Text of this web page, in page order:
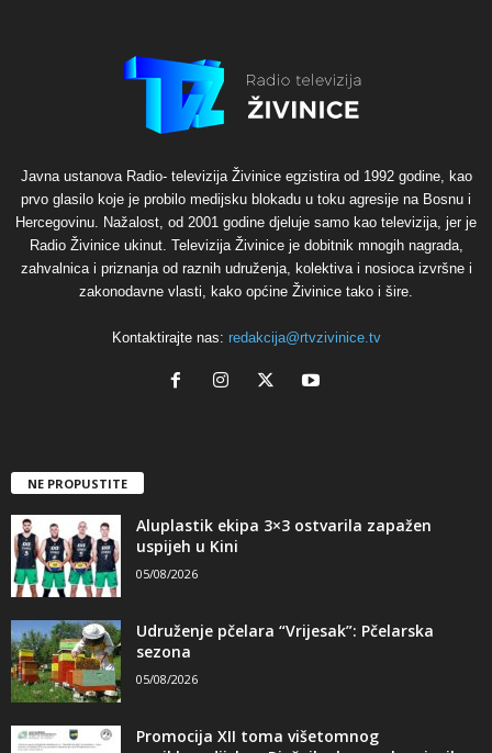
Javna ustanova Radio- televizija Živinice egzistira od 1992 godine, kao
prvo glasilo koje je probilo medijsku blokadu u toku agresije na Bosnu i
Hercegovinu. Nažalost, od 2001 godine djeluje samo kao televizija, jer je
Radio Živinice ukinut. Televizija Živinice je dobitnik mnogih nagrada,
zahvalnica i priznanja od raznih udruženja, kolektiva i nosioca izvršne i
zakonodavne vlasti, kako općine Živinice tako i šire.
Kontaktirajte nas: redakcija@rtvzivinice.tv
NE PROPUSTITE
Aluplastik ekipa 3×3 ostvarila zapažen
uspijeh u Kini
05/08/2026
Udruženje pčelara “Vrijesak”: Pčelarska
sezona
05/08/2026
Promocija XII toma višetomnog